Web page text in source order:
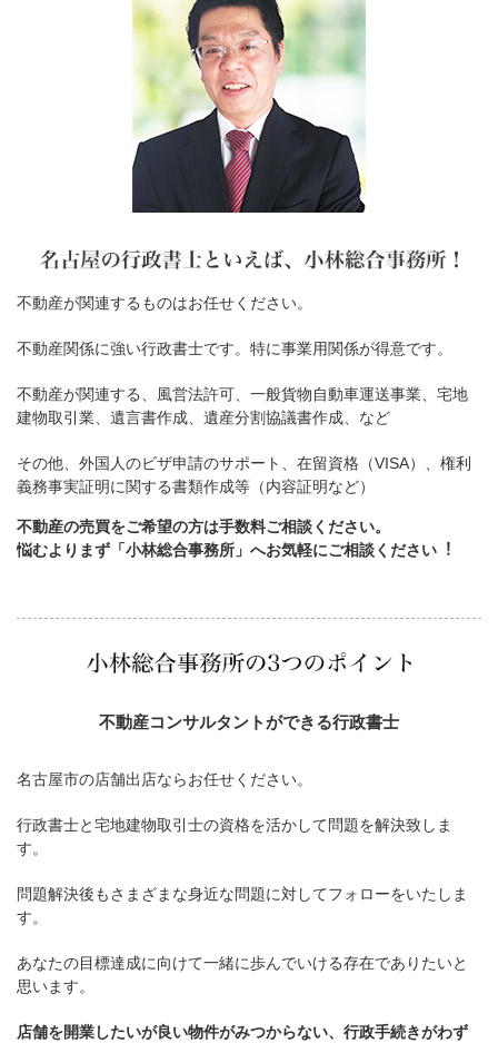
不動産が関連するものはお任せください。
不動産関係に強い行政書士です。特に事業用関係が得意です。
不動産が関連する、風営法許可、一般貨物自動車運送事業、宅地
建物取引業、遺言書作成、遺産分割協議書作成、など
その他、外国人のビザ申請のサポート、在留資格（VISA）、権利
義務事実証明に関する書類作成等（内容証明など）
不動産の売買をご希望の方は手数料ご相談ください。
悩むよりまず「小林総合事務所」へお気軽にご相談ください︕
不動産コンサルタントができる行政書士
名古屋市の店舗出店ならお任せください。
行政書士と宅地建物取引士の資格を活かして問題を解決致しま
す。
問題解決後もさまざまな身近な問題に対してフォローをいたしま
す。
あなたの目標達成に向けて一緒に歩んでいける存在でありたいと
思います。
店舗を開業したいが良い物件がみつからない、行政手続きがわず